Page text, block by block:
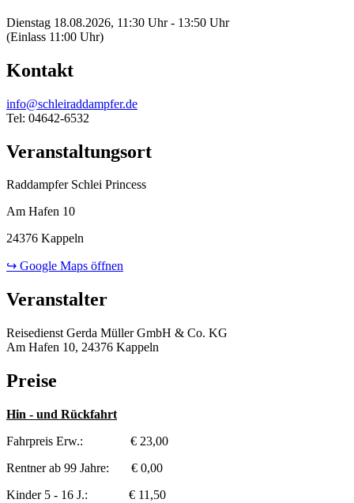
Dienstag 18.08.2026, 11:30 Uhr - 13:50 Uhr
(Einlass 11:00 Uhr)
Kontakt
info@schleiraddampfer.de
Tel: 04642-6532
Veranstaltungsort
Raddampfer Schlei Princess
Am Hafen 10
24376 Kappeln
↪ Google Maps öffnen
Veranstalter
Reisedienst Gerda Müller GmbH & Co. KG
Am Hafen 10, 24376 Kappeln
Preise
Hin - und Rückfahrt
Fahrpreis Erw.: € 23,00
Rentner ab 99 Jahre: € 0,00
Kinder 5 - 16 J.: € 11,50